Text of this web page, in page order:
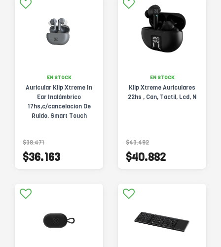
EN STOCK
Auricular Klip Xtreme In
Ear Inalámbrico
17hs,c/cancelacion De
Ruido. Smart Touch
$38.471
$36.163
EN STOCK
Klip Xtreme Auriculares
22hs , Can, Tactil, Lcd, N
$43.492
$40.882